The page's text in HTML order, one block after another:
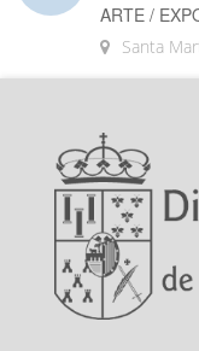
ARTE /
Santa